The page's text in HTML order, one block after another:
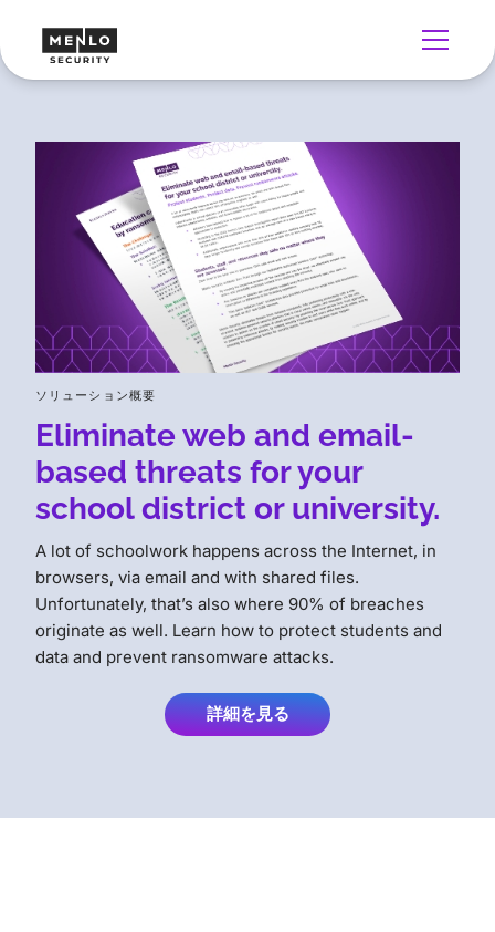
ソリューション概要
Eliminate web and email-
based threats for your
school district or university.
A lot of schoolwork happens across the Internet, in
browsers, via email and with shared files.
Unfortunately, that’s also where 90% of breaches
originate as well. Learn how to protect students and
data and prevent ransomware attacks.
詳細を見る